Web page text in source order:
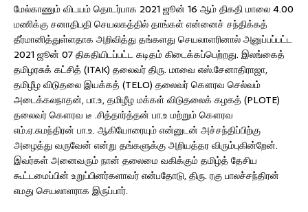
மேல்காணும் விடயம் தொடர்பாக 2021 ஜூன் 16 ஆம் திகதி மாலை 4.00
மணிக்கு சனாதிபதி செயலகத்தில் தாங்கள் என்னைச் சந்திக்கத்
தீர்மானித்துள்ளதாக அறிவித்து தங்களது செயலாளரினால் அனுப்பப்பட்ட
2021 ஜூன் 07 திகதியிடப்பட்ட கடிதம் கிடைக்கப்பெற்றது. இலங்கைத்
தமிழரசுக் கட்சித் (ITAK) தலைவர் திரு. மாவை எஸ்.சேனாதிராஜா,
தமிழீழ விடுதலை இயக்கத் (TELO) தலைவர் கௌரவ செல்வம்
அடைக்கலநாதன், பா.உ, தமிழீழ மக்கள் விடுதலைக் கழகத் (PLOTE)
தலைவர் கௌரவ டீ .சித்தார்த்தன் பா.உ மற்றும் கௌரவ
எம்.ஏ.சுமந்திரன் பா.உ. ஆகியோரையும் என்னுடன் அச்சந்திப்பிற்கு
அழைத்து வருவேன் என்று தங்களுக்கு அறியத்தர விரும்புகின்றேன்.
இவர்கள் அனைவரும் நான் தலைமை வகிக்கும் தமிழ்த் தேசிய
கூட்டமைப்பின் உறுப்பினர்களாவர் என்பதோடு, திரு. ரகு பாலச்சந்திரன்
எமது செயலாளராக இருப்பார்.